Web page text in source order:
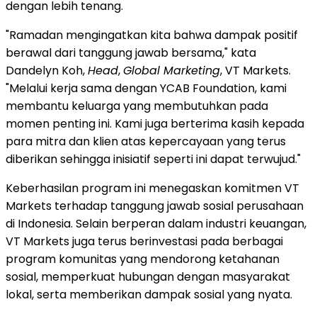
dengan lebih tenang.
"Ramadan mengingatkan kita bahwa dampak positif
berawal dari tanggung jawab bersama," kata
Dandelyn Koh,Head,Global Marketing, VT Markets.
"Melalui kerja sama dengan YCAB Foundation, kami
membantu keluarga yang membutuhkan pada
momen penting ini. Kami juga berterima kasih kepada
para mitra dan klien atas kepercayaan yang terus
diberikan sehingga inisiatif seperti ini dapat terwujud."
Keberhasilan program ini menegaskan komitmen VT
Markets terhadap tanggung jawab sosial perusahaan
di Indonesia. Selain berperan dalam industri keuangan,
VT Markets juga terus berinvestasi pada berbagai
program komunitas yang mendorong ketahanan
sosial, memperkuat hubungan dengan masyarakat
lokal, serta memberikan dampak sosial yang nyata.